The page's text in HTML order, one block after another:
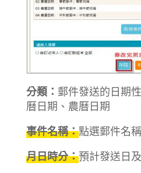
分類： 郵件發送的日期
曆日期、農曆日期
事件名稱：點選郵件名
月日時分：預計發送日